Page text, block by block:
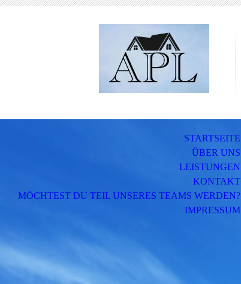
STARTSEITE
ÜBER UNS
LEISTUNGEN
KONTAKT
MÖCHTEST DU TEIL UNSERES TEAMS WERDEN?
IMPRESSUM